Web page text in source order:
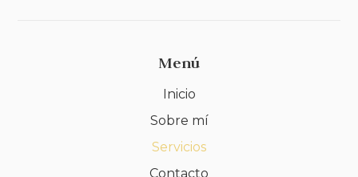
Menú
Inicio
Sobre mí
Servicios
Contacto